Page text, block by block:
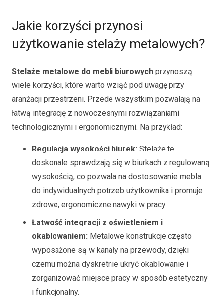
Jakie korzyści przynosi
użytkowanie stelaży metalowych?
Stelaże metalowe do mebli biurowych przynoszą
wiele korzyści, które warto wziąć pod uwagę przy
aranżacji przestrzeni. Przede wszystkim pozwalają na
łatwą integrację z nowoczesnymi rozwiązaniami
technologicznymi i ergonomicznymi. Na przykład:
Regulacja wysokości biurek: Stelaże te
doskonale sprawdzają się w biurkach z regulowaną
wysokością, co pozwala na dostosowanie mebla
do indywidualnych potrzeb użytkownika i promuje
zdrowe, ergonomiczne nawyki w pracy.
Łatwość integracji z oświetleniem i
okablowaniem: Metalowe konstrukcje często
wyposażone są w kanały na przewody, dzięki
czemu można dyskretnie ukryć okablowanie i
zorganizować miejsce pracy w sposób estetyczny
i funkcjonalny.